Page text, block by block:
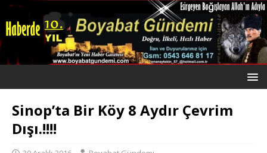
Sinop’ta Bir Köy 8 Aydır Çevrim
Dışı.!!!!